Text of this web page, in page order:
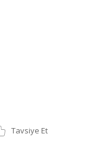
Tavsiye Et